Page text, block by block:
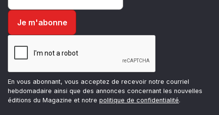
En vous abonnant, vous acceptez de recevoir notre courriel
hebdomadaire ainsi que des annonces concernant les nouvelles
éditions du Magazine et notre politique de confidentialité.